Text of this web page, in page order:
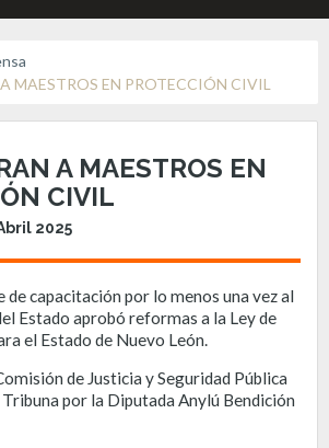
MAESTROS EN PROTECCIÓN CIVIL
A MAESTROS EN
CIVIL
2025
de capacitación por lo menos una vez al
Estado aprobó reformas a la Ley de
el Estado de Nuevo León.
de Justicia y Seguridad Pública
por la Diputada Anylú Bendición